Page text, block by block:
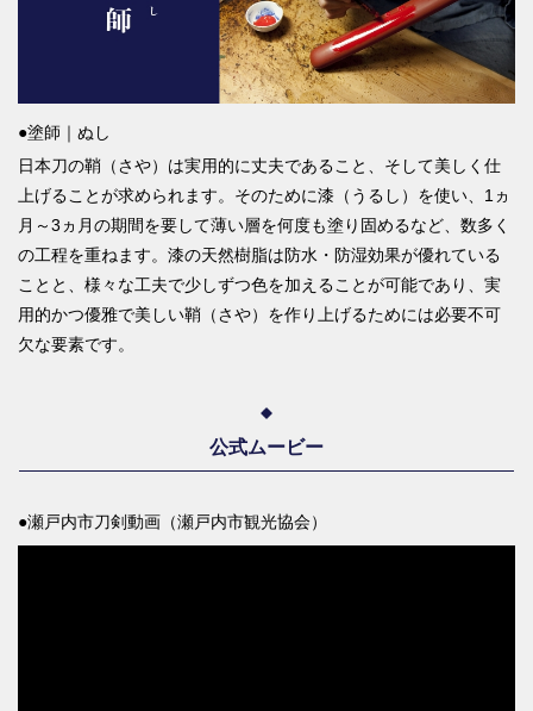
●塗師｜ぬし
日本刀の鞘（さや）は実用的に丈夫であること、そして美しく仕
上げることが求められます。そのために漆（うるし）を使い、1ヵ
月～3ヵ月の期間を要して薄い層を何度も塗り固めるなど、数多く
の工程を重ねます。漆の天然樹脂は防水・防湿効果が優れている
ことと、様々な工夫で少しずつ色を加えることが可能であり、実
用的かつ優雅で美しい鞘（さや）を作り上げるためには必要不可
欠な要素です。
公式ムービー
●瀬戸内市刀剣動画（瀬戸内市観光協会）